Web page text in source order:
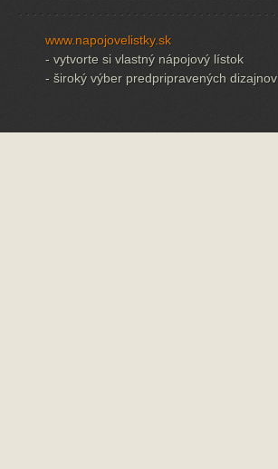
www.napojovelistky.sk
- vytvorte si vlastný nápojový lístok
- široký výber predpripravených dizajnov